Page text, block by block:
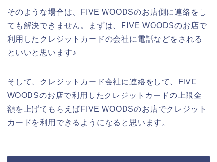
そのような場合は、FIVE WOODSのお店側に連絡をし
ても解決できません。まずは、FIVE WOODSのお店で
利用したクレジットカードの会社に電話などをされる
といいと思います♪
そして、クレジットカード会社に連絡をして、FIVE
WOODSのお店で利用したクレジットカードの上限金
額を上げてもらえばFIVE WOODSのお店でクレジット
カードを利用できるようになると思います。